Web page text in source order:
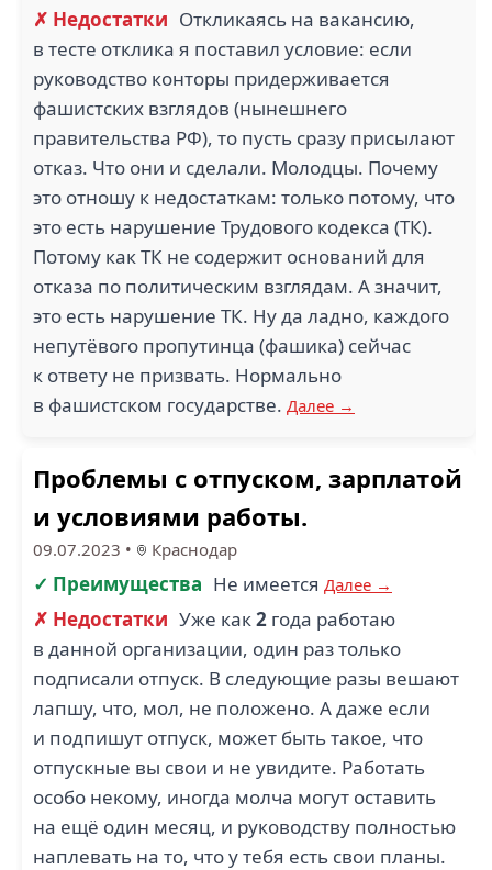
✗ Недостатки Откликаясь на вакансию,
в тесте отклика я поставил условие: если
руководство конторы придерживается
фашистских взглядов (нынешнего
правительства РФ), то пусть сразу присылают
отказ. Что они и сделали. Молодцы. Почему
это отношу к недостаткам: только потому, что
это есть нарушение Трудового кодекса (ТК).
Потому как ТК не содержит оснований для
отказа по политическим взглядам. А значит,
это есть нарушение ТК. Ну да ладно, каждого
непутёвого пропутинца (фашика) сейчас
к ответу не призвать. Нормально
в фашистском государстве. Далее →
Проблемы с отпуском, зарплатой
и условиями работы.
09.07.2023 • Краснодар
✓ Преимущества Не имеется Далее →
✗ Недостатки Уже как2 года работаю
в данной организации, один раз только
подписали отпуск. В следующие разы вешают
лапшу, что, мол, не положено. А даже если
и подпишут отпуск, может быть такое, что
отпускные вы свои и не увидите. Работать
особо некому, иногда молча могут оставить
на ещё один месяц, и руководству полностью
наплевать на то, что у тебя есть свои планы.